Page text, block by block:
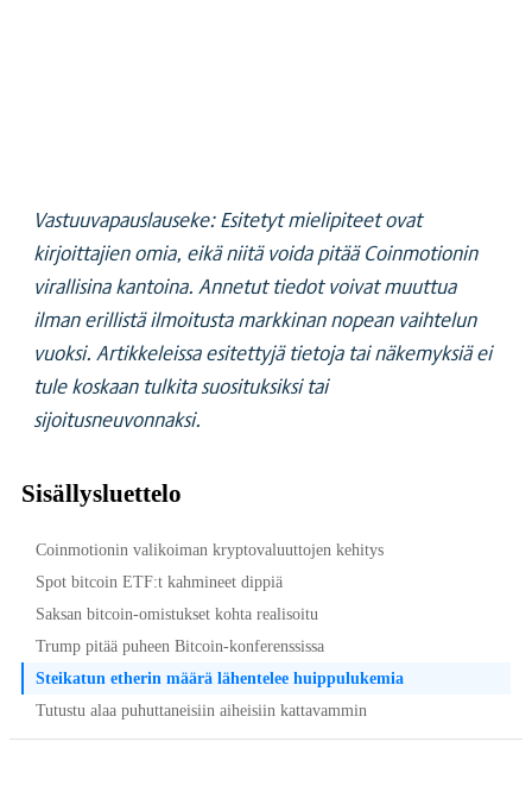
Vastuuvapauslauseke: Esitetyt mielipiteet ovat
kirjoittajien omia, eikä niitä voida pitää Coinmotionin
virallisina kantoina. Annetut tiedot voivat muuttua
ilman erillistä ilmoitusta markkinan nopean vaihtelun
vuoksi. Artikkeleissa esitettyjä tietoja tai näkemyksiä ei
tule koskaan tulkita suosituksiksi tai
sijoitusneuvonnaksi.
Sisällysluettelo
Coinmotionin valikoiman kryptovaluuttojen kehitys
Spot bitcoin ETF:t kahmineet dippiä
Saksan bitcoin-omistukset kohta realisoitu
Trump pitää puheen Bitcoin-konferenssissa
Steikatun etherin määrä lähentelee huippulukemia
Tutustu alaa puhuttaneisiin aiheisiin kattavammin